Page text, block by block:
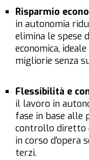
Risparmio
in autonomia
elimina le spese
economica,
migliorie senza
Flessibilità e
il lavoro in
fase in base alle
controllo diretto
in corso d’opera
terzi.